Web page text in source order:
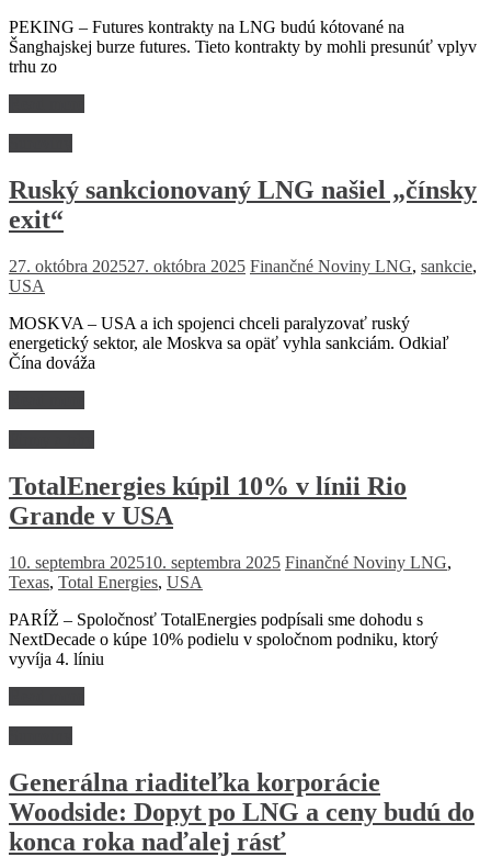
PEKING – Futures kontrakty na LNG budú kótované na
Šanghajskej burze futures. Tieto kontrakty by mohli presunúť vplyv
trhu zo
Ruský sankcionovaný LNG našiel „čínsky
exit“
27. októbra 202527. októbra 2025 Finančné Noviny LNG, sankcie,
USA
MOSKVA – USA a ich spojenci chceli paralyzovať ruský
energetický sektor, ale Moskva sa opäť vyhla sankciám. Odkiaľ
Čína dováža
TotalEnergies kúpil 10% v línii Rio
Grande v USA
10. septembra 202510. septembra 2025 Finančné Noviny LNG,
Texas, Total Energies, USA
PARÍŽ – Spoločnosť TotalEnergies podpísali sme dohodu s
NextDecade o kúpe 10% podielu v spoločnom podniku, ktorý
vyvíja 4. líniu
Generálna riaditeľka korporácie
Woodside: Dopyt po LNG a ceny budú do
konca roka naďalej rásť